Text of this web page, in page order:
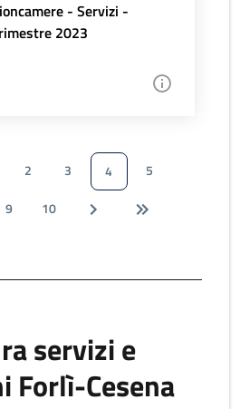
- Servizi -
2023
2 3 4
5
9 10
servizi e
Forlì-Cesena